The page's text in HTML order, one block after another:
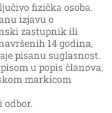
fizička osoba.
izjavu o
zastupnik ili
14 godina,
pisanu suglasnost.
u popis članova,
markicom
odbor.